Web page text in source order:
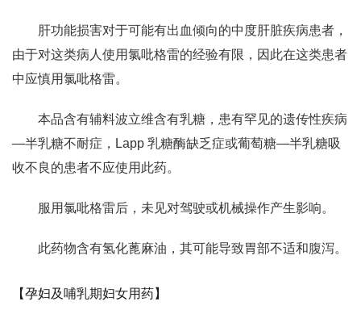
肝功能损害对于可能有出血倾向的中度肝脏疾病患者，
由于对这类病人使用氯吡格雷的经验有限，因此在这类患者
中应慎用氯吡格雷。
本品含有辅料波立维含有乳糖，患有罕见的遗传性疾病
—半乳糖不耐症，Lapp 乳糖酶缺乏症或葡萄糖—半乳糖吸
收不良的患者不应使用此药。
服用氯吡格雷后，未见对驾驶或机械操作产生影响。
此药物含有氢化蓖麻油，其可能导致胃部不适和腹泻。
【孕妇及哺乳期妇女用药】